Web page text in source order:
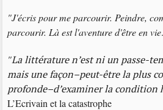
"J'écris pour me parcourir. Peindre,
parcourir. Là est l'aventure d'être en vie
"La littérature n’est ni un passe-
mais une façon–peut-être la plus
profonde–d’examiner la condition
L’Ecrivain et la catastrophe